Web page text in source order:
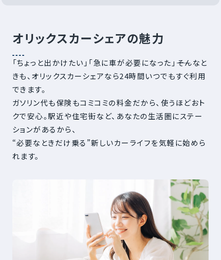
オリックスカーシェアの魅力
「ちょっと出かけたい」「急に車が必要になった」――そんなと
きも、オリックスカーシェアなら24時間いつでもすぐ利用
できます。
ガソリン代も保険もコミコミの料金だから、使うほどおト
クで安心。駅近や住宅街など、あなたの生活圏にステー
ションがあるから、
“必要なときだけ乗る”新しいカーライフを気軽に始めら
れます。